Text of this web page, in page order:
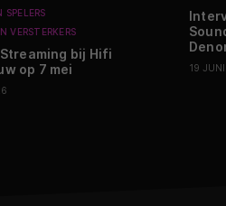
SPELERS
VERSTERKERS
bij Hifi
op 7 mei
19